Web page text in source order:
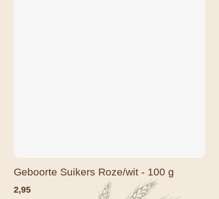
Geboorte Suikers Roze/wit - 100 g
2,95